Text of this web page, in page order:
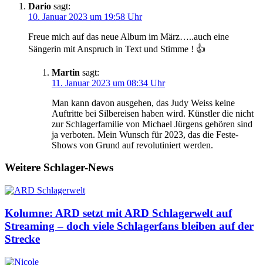
Dario sagt:
10. Januar 2023 um 19:58 Uhr
Freue mich auf das neue Album im März…..auch eine
Sängerin mit Anspruch in Text und Stimme ! 👍
Martin sagt:
11. Januar 2023 um 08:34 Uhr
Man kann davon ausgehen, das Judy Weiss keine
Auftritte bei Silbereisen haben wird. Künstler die nicht
zur Schlagerfamilie von Michael Jürgens gehören sind
ja verboten. Mein Wunsch für 2023, das die Feste-
Shows von Grund auf revolutiniert werden.
Weitere Schlager-News
Kolumne: ARD setzt mit ARD Schlagerwelt auf
Streaming – doch viele Schlagerfans bleiben auf der
Strecke